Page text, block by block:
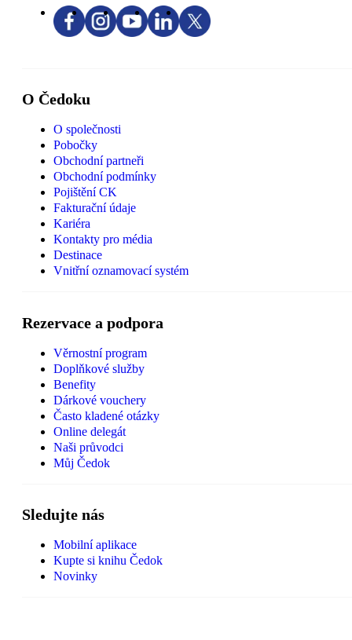
O Čedoku
O společnosti
Pobočky
Obchodní partneři
Obchodní podmínky
Pojištění CK
Fakturační údaje
Kariéra
Kontakty pro média
Destinace
Vnitřní oznamovací systém
Rezervace a podpora
Věrnostní program
Doplňkové služby
Benefity
Dárkové vouchery
Často kladené otázky
Online delegát
Naši průvodci
Můj Čedok
Sledujte nás
Mobilní aplikace
Kupte si knihu Čedok
Novinky